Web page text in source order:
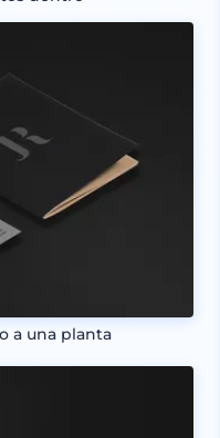
a una planta